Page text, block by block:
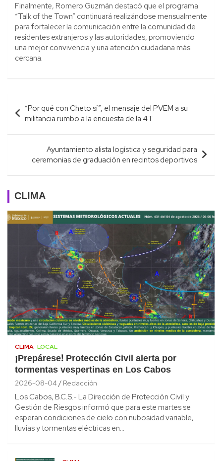
Finalmente, Romero Guzmán destacó que el programa
“Talk of the Town” continuará realizándose mensualmente
para fortalecer la comunicación entre la comunidad de
residentes extranjeros y las autoridades, promoviendo
una mejor convivencia y una atención ciudadana más
cercana.
Navegación
de
entradas
“Por qué con Cheto sí”, el mensaje del PVEM a su
militancia rumbo a la encuesta de la 4T
Ayuntamiento alista logística y seguridad para
ceremonias de graduación en recintos deportivos
CLIMA
CLIMA LOCAL
¡Prepárese! Protección Civil alerta por
tormentas vespertinas en Los Cabos
2026-08-04 Redacción
Los Cabos, B.C.S.- La Dirección de Protección Civil y
Gestión de Riesgos informó que para este martes se
esperan condiciones de cielo con nubosidad variable,
lluvias y tormentas eléctricas en…